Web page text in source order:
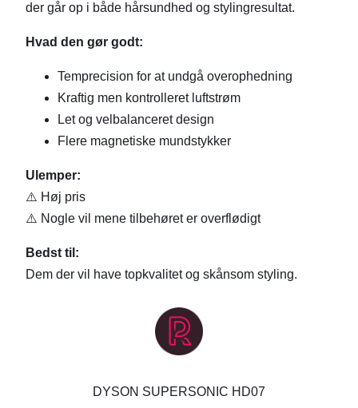
der går op i både hårsundhed og stylingresultat.
Hvad den gør godt:
Temprecision for at undgå overophedning
Kraftig men kontrolleret luftstrøm
Let og velbalanceret design
Flere magnetiske mundstykker
Ulemper:
⚠️ Høj pris
⚠️ Nogle vil mene tilbehøret er overflødigt
Bedst til:
Dem der vil have topkvalitet og skånsom styling.
DYSON SUPERSONIC HD07